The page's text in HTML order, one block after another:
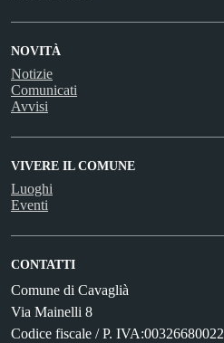
NOVITÀ
Notizie
Comunicati
Avvisi
VIVERE IL COMUNE
Luoghi
Eventi
CONTATTI
Comune di Cavaglià
Via Mainelli 8
Codice fiscale / P. IVA:00326680022